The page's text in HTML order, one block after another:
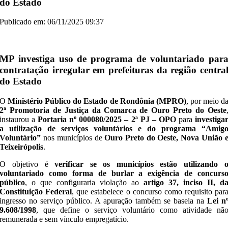
do Estado
Publicado em: 06/11/2025 09:37
MP investiga uso de programa de voluntariado para
contratação irregular em prefeituras da região central
do Estado
OMinistério Público do Estado de Rondônia (MPRO), por meio da
2ª Promotoria de Justiça da Comarca de Ouro Preto do Oeste,
instaurou aPortaria nº 000080/2025 – 2ª PJ – OPOpara investigar
a utilização de serviços voluntários e do programa “Amigo
Voluntário” nos municípios deOuro Preto do Oeste, Nova União e
Teixeirópolis.
O objetivo éverificar se os municípios estão utilizando o
voluntariado como forma de burlar a exigência de concurso
público, o que configuraria violação ao artigo 37, inciso II, da
Constituição Federal, que estabelece o concurso como requisito para
ingresso no serviço público. A apuração também se baseia na Lei nº
9.608/1998, que define o serviço voluntário como atividade não
remunerada e sem vínculo empregatício.